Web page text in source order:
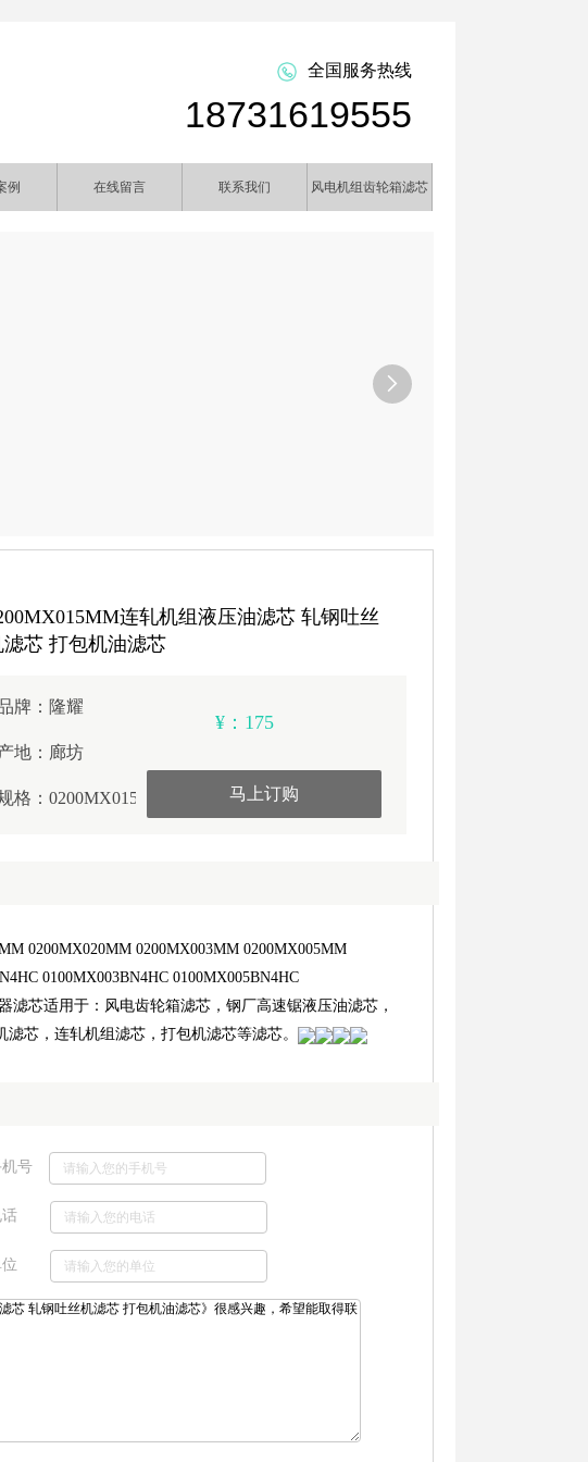
全国服务热线
18731619555
例 在线留言 联系我们 风电机组齿轮箱滤芯

连轧机组液压油滤芯 轧钢吐丝
滤芯 打包机油滤芯
牌： 隆耀
地： 廊坊
格： 0200MX015MM
¥：175
马上订购
0200MX020MM 0200MX003MM 0200MX005MM
0100MX003BN4HC 0100MX005BN4HC
滤芯适用于：风电齿轮箱滤芯，钢厂高速锯液压油滤芯，
芯，连轧机组滤芯，打包机滤芯等滤芯。
号
话